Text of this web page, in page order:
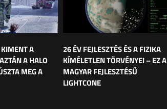
A
A HALO
MEG A
26 ÉV FEJLESZTÉS ÉS A FIZIKA
KÍMÉLETLEN TÖRVÉNYEI – EZ A
MAGYAR FEJLESZTÉSŰ
LIGHTCONE